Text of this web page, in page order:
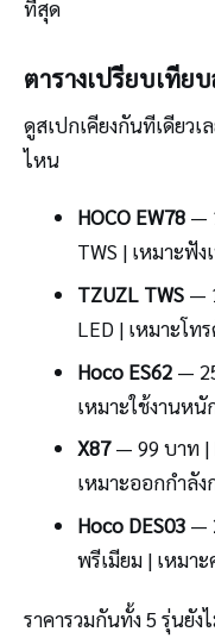
ที่สุด
ตารางเปรียบเทีย
ดูสเปกเคียงกันทีเดียวเ
ไหน
HOCO EW78—
TWS | เหมาะฟัง
TZUZL TWS—
LED | เหมาะโ
Hoco ES62—
เหมาะใช้งานหนั
X87— 99 บาท |
เหมาะออกกำลัง
Hoco DES03—
พรีเมียม | เหมา
ราคารวมกันทั้ง 5 รุ่นยั